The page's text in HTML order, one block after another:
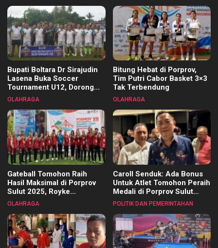
Bupati Boltara Dr Sirajudin
Lasena Buka Soccer
Tournament U12, Dorong
Pembinaan Merata di Setiap
OLAHRAGA
Bitung Hebat di Porprov,
Tim Putri Cabor Basket 3×3
Tak Terbendung
OLAHRAGA
Gateball Tomohon Raih
Hasil Maksimal di Porprov
Sulut 2025, Royke
Tangkawarouw Ucapkan
OLAHRAGA
Caroll Senduk: Ada Bonus
Untuk Atlet Tomohon Peraih
Medali di Porprov Sulut
2025
POLITIK DAN PEMERINTAHAN